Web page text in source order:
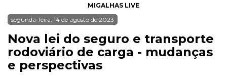
MIGALHAS LIVE
segunda-feira, 14 de agosto de 2023
Nova lei do seguro e transporte
rodoviário de carga - mudanças
e perspectivas